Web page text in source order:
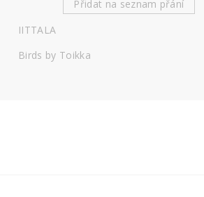
Přidat na seznam přání
IITTALA
Birds by Toikka